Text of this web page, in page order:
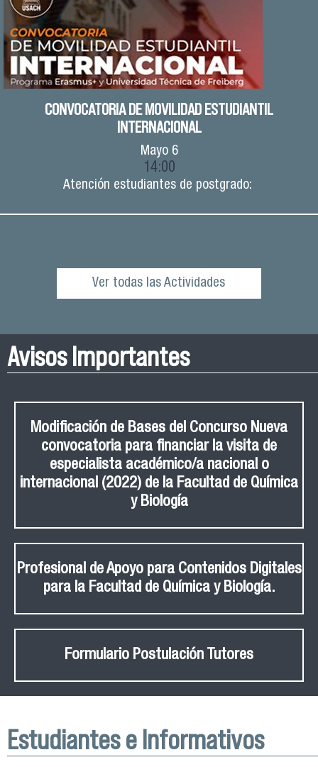
CONVOCATORIA DE MOVILIDAD ESTUDIANTIL
INTERNACIONAL
Mayo6
14:00
Atención estudiantes de postgrado:
Ver todas las Actividades
Avisos Importantes
Modificación de Bases del Concurso Nueva
convocatoria para financiar la visita de
especialista académico/a nacional o
internacional (2022) de la Facultad de Química
y Biología
Profesional de Apoyo para Contenidos Digitales
para la Facultad de Química y Biología.
Formulario Postulación Tutores
Estudiantes e Informativos